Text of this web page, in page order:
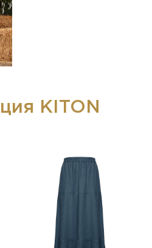
KITON